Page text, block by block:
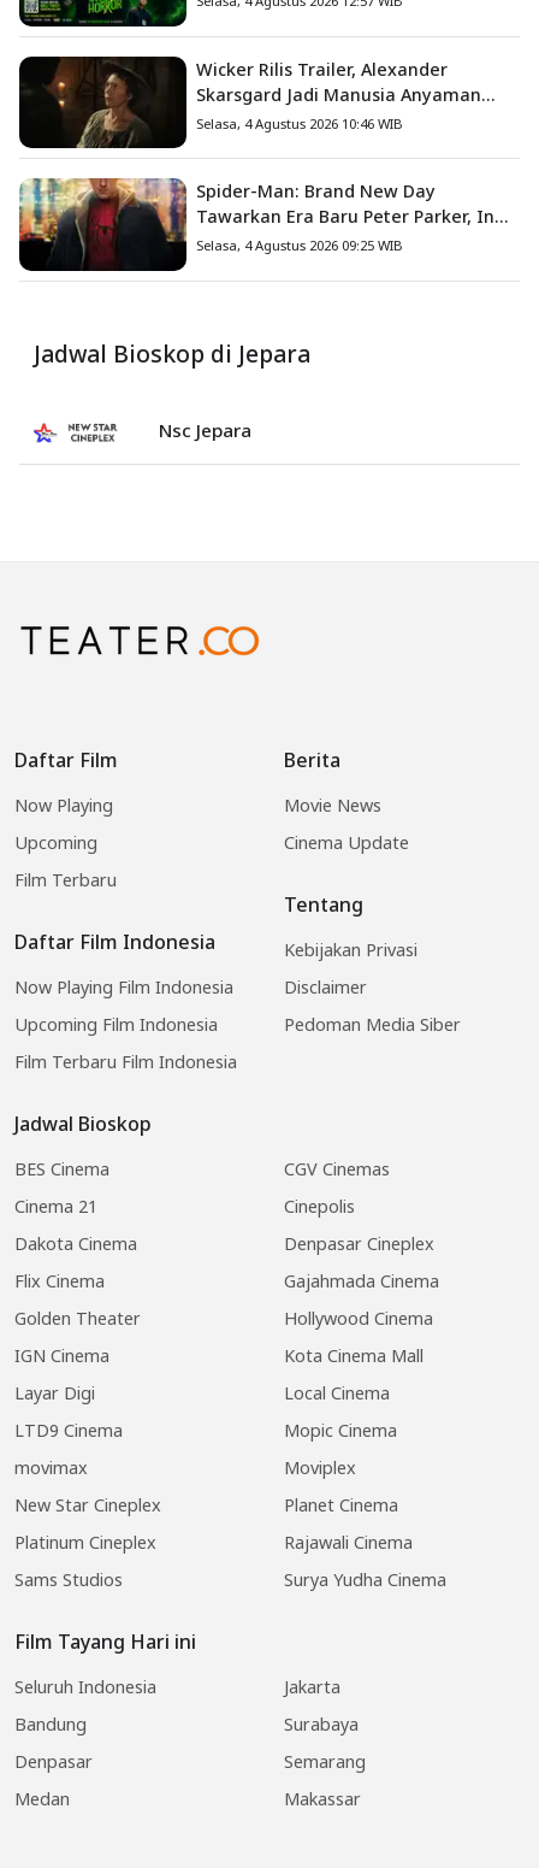
Wicker Rilis Trailer, Alexander
Skarsgard Jadi Manusia Anyaman
Jerami dalam Romansa Paling
Selasa, 4 Agustus 2026 10:46 WIB
Spider-Man: Brand New Day
Tawarkan Era Baru Peter Parker, Ini
8 Fakta Menarik yang Wajib
Selasa, 4 Agustus 2026 09:25 WIB
Jadwal Bioskop di Jepara
Nsc Jepara
Daftar Film
Now Playing
Upcoming
Film Terbaru
Daftar Film Indonesia
Now Playing Film Indonesia
Upcoming Film Indonesia
Film Terbaru Film Indonesia
Jadwal Bioskop
BES Cinema
CGV Cinemas
Cinema 21
Cinepolis
Dakota Cinema
Denpasar Cineplex
Flix Cinema
Gajahmada Cinema
Golden Theater
Hollywood Cinema
IGN Cinema
Kota Cinema Mall
Layar Digi
Local Cinema
LTD9 Cinema
Mopic Cinema
movimax
Moviplex
New Star Cineplex
Planet Cinema
Platinum Cineplex
Rajawali Cinema
Sams Studios
Surya Yudha Cinema
Film Tayang Hari ini
Seluruh Indonesia
Jakarta
Bandung
Surabaya
Denpasar
Semarang
Medan
Makassar
Berita
Movie News
Cinema Update
Tentang
Kebijakan Privasi
Disclaimer
Pedoman Media Siber